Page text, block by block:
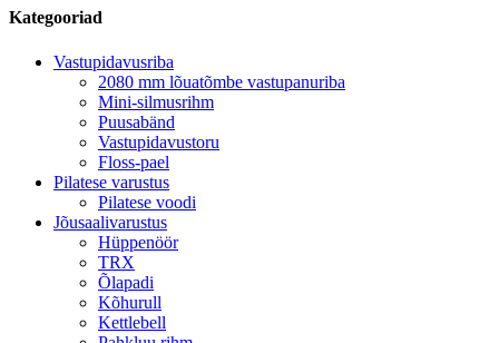
Kategooriad
Vastupidavusriba
2080 mm lõuatõmbe vastupanuriba
Mini-silmusrihm
Puusabänd
Vastupidavustoru
Floss-pael
Pilatese varustus
Pilatese voodi
Jõusaalivarustus
Hüppenöör
TRX
Õlapadi
Kõhurull
Kettlebell